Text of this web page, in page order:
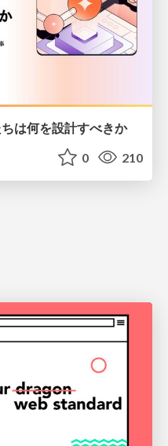
は何を設計すべきか
0 210